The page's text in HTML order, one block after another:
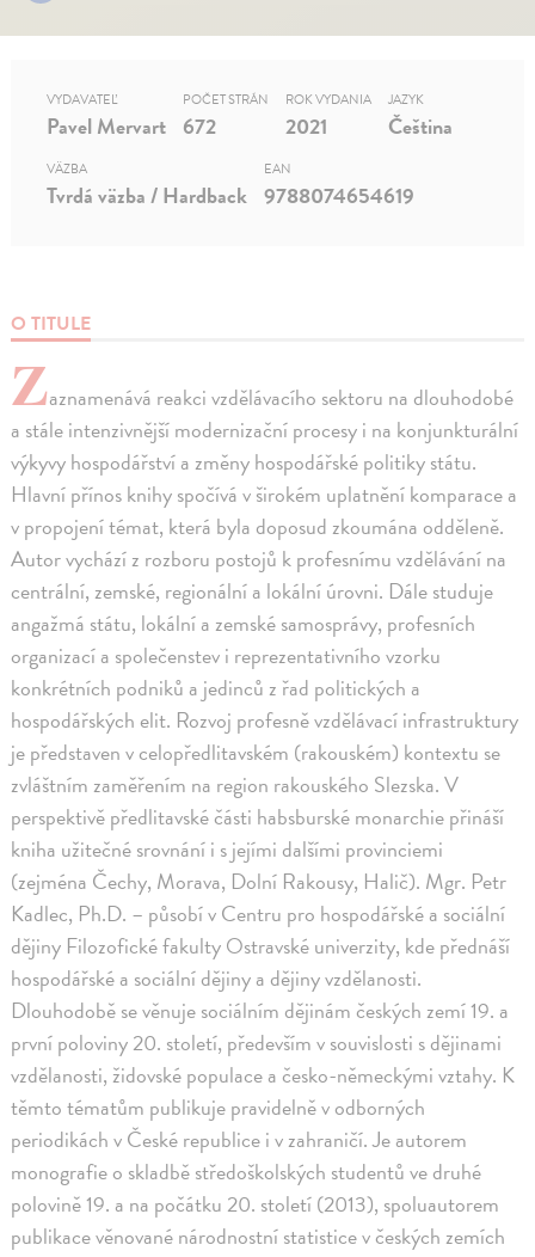
O TITULE
Zaznamenává reakci vzdělávacího sektoru na dlouhodobé
a stále intenzivnější modernizační procesy i na konjunkturální
výkyvy hospodářství a změny hospodářské politiky státu.
Hlavní přínos knihy spočívá v širokém uplatnění komparace a
v propojení témat, která byla doposud zkoumána odděleně.
Autor vychází z rozboru postojů k profesnímu vzdělávání na
centrální, zemské, regionální a lokální úrovni. Dále studuje
angažmá státu, lokální a zemské samosprávy, profesních
organizací a společenstev i reprezentativního vzorku
konkrétních podniků a jedinců z řad politických a
hospodářských elit. Rozvoj profesně vzdělávací infrastruktury
je představen v celopředlitavském (rakouském) kontextu se
zvláštním zaměřením na region rakouského Slezska. V
perspektivě předlitavské části habsburské monarchie přináší
kniha užitečné srovnání i s jejími dalšími provinciemi
(zejména Čechy, Morava, Dolní Rakousy, Halič). Mgr. Petr
Kadlec, Ph.D. – působí v Centru pro hospodářské a sociální
dějiny Filozofické fakulty Ostravské univerzity, kde přednáší
hospodářské a sociální dějiny a dějiny vzdělanosti.
Dlouhodobě se věnuje sociálním dějinám českých zemí 19. a
první poloviny 20. století, především v souvislosti s dějinami
vzdělanosti, židovské populace a česko-německými vztahy. K
těmto tématům publikuje pravidelně v odborných
periodikách v České republice i v zahraničí. Je autorem
monografie o skladbě středoškolských studentů ve druhé
polovině 19. a na počátku 20. století (2013), spoluautorem
publikace věnované národnostní statistice v českých zemích
VYDAVATEĽ
Pavel Mervart
POČET STRÁN
672
ROK VYDANIA
2021
JAZYK
Čeština
VÄZBA
Tvrdá väzba / Hardback
EAN
9788074654619